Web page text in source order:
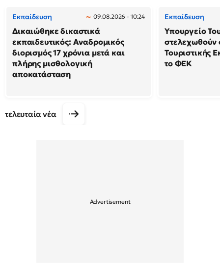
Εκπαίδευση 09.08.2026 - 10:24
Δικαιώθηκε δικαστικά
εκπαιδευτικός: Αναδρομικός
διορισμός 17 χρόνια μετά και
πλήρης μισθολογική
αποκατάσταση
Εκπαίδευση
Υπουργείο
στελεχωθούν
Τουριστικής
το ΦΕΚ
τελευταία νέα